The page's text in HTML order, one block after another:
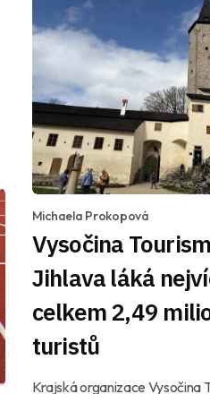
Michaela Prokopová
Vysočina
Jihlava láká
celkem 2,49
turistů
Krajská organizace Vysočina